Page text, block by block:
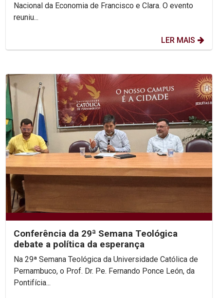
Nacional da Economia de Francisco e Clara. O evento
reuniu...
LER MAIS
Conferência da 29ª Semana Teológica
debate a política da esperança
Na 29ª Semana Teológica da Universidade Católica de
Pernambuco, o Prof. Dr. Pe. Fernando Ponce León, da
Pontifícia...